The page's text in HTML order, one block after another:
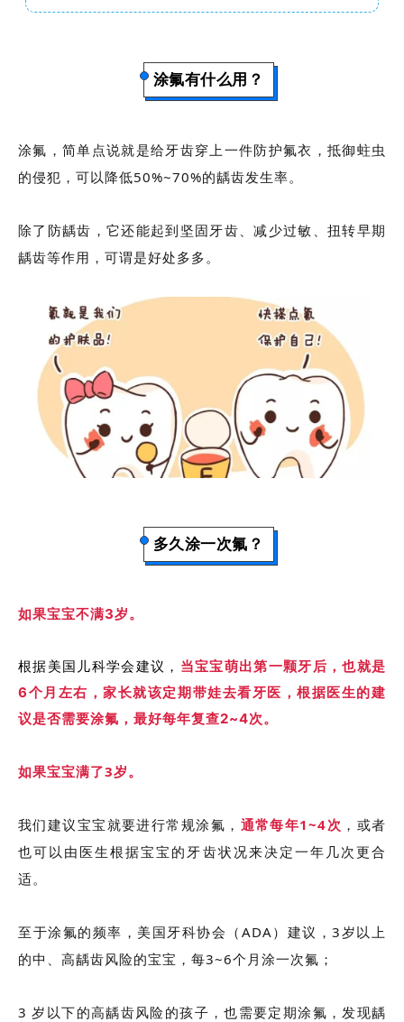
涂氟有什么用？
涂氟，简单点说就是给牙齿穿上一件防护氟衣，抵御蛀虫
的侵犯，可以降低50%~70%的龋齿发生率。
除了防龋齿，它还能起到坚固牙齿、减少过敏、扭转早期
龋齿等作用，可谓是好处多多。
多久涂一次氟？
如果宝宝不满3岁。
根据美国儿科学会建议， 当宝宝萌出第一颗牙后，也就是
6个月左右，家长就该定期带娃去看牙医，根据医生的建
议是否需要涂氟，最好每年复查2~4次。
如果宝宝满了3岁。
我们建议宝宝就要进行常规涂氟， 通常每年1~4次 ，或者
也可以由医生根据宝宝的牙齿状况来决定一年几次更合
适。
至于涂氟的频率，美国牙科协会（ADA）建议，3岁以上
的中、高龋齿风险的宝宝，每3~6个月涂一次氟；
3 岁以下的高龋齿风险的孩子，也需要定期涂氟，发现龋